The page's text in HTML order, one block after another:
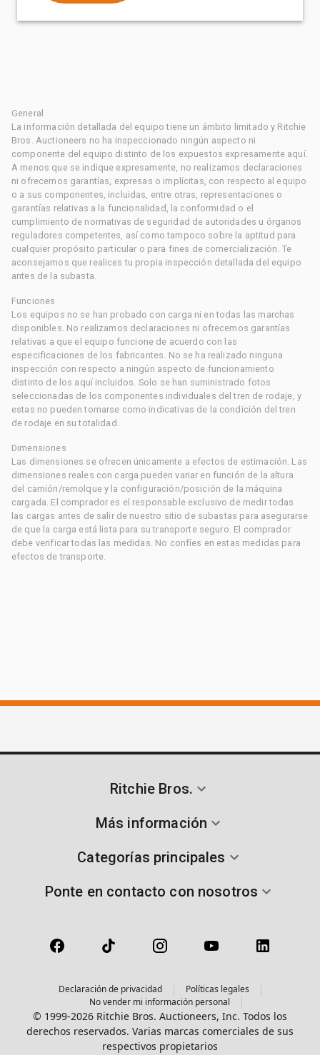
General
La información detallada del equipo tiene un ámbito limitado y Ritchie
Bros. Auctioneers no ha inspeccionado ningún aspecto ni
componente del equipo distinto de los expuestos expresamente aquí.
A menos que se indique expresamente, no realizamos declaraciones
ni ofrecemos garantías, expresas o implícitas, con respecto al equipo
o a sus componentes, incluidas, entre otras, representaciones o
garantías relativas a la funcionalidad, la conformidad o el
cumplimiento de normativas de seguridad de autoridades u órganos
reguladores competentes, así como tampoco sobre la aptitud para
cualquier propósito particular o para fines de comercialización. Te
aconsejamos que realices tu propia inspección detallada del equipo
antes de la subasta.
Funciones
Los equipos no se han probado con carga ni en todas las marchas
disponibles. No realizamos declaraciones ni ofrecemos garantías
relativas a que el equipo funcione de acuerdo con las
especificaciones de los fabricantes. No se ha realizado ninguna
inspección con respecto a ningún aspecto de funcionamiento
distinto de los aquí incluidos. Solo se han suministrado fotos
seleccionadas de los componentes individuales del tren de rodaje, y
estas no pueden tomarse como indicativas de la condición del tren
de rodaje en su totalidad.
Dimensiones
Las dimensiones se ofrecen únicamente a efectos de estimación. Las
dimensiones reales con carga pueden variar en función de la altura
del camión/remolque y la configuración/posición de la máquina
cargada. El comprador es el responsable exclusivo de medir todas
las cargas antes de salir de nuestro sitio de subastas para asegurarse
de que la carga está lista para su transporte seguro. El comprador
debe verificar todas las medidas. No confíes en estas medidas para
efectos de transporte.
Ritchie Bros.
Más información
Categorías principales
Ponte en contacto con nosotros
Declaración de privacidad
Políticas legales
No vender mi información personal
© 1999-2026 Ritchie Bros. Auctioneers, Inc. Todos los
derechos reservados. Varias marcas comerciales de sus
respectivos propietarios